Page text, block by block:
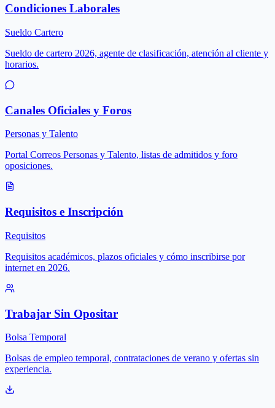
Condiciones Laborales
Sueldo Cartero
Sueldo de cartero 2026, agente de clasificación, atención al cliente y
horarios.
Canales Oficiales y Foros
Personas y Talento
Portal Correos Personas y Talento, listas de admitidos y foro
oposiciones.
Requisitos e Inscripción
Requisitos
Requisitos académicos, plazos oficiales y cómo inscribirse por
internet en 2026.
Trabajar Sin Opositar
Bolsa Temporal
Bolsas de empleo temporal, contrataciones de verano y ofertas sin
experiencia.